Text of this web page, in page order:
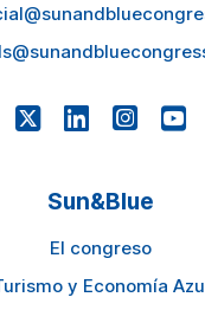
Sun&Blue
El congreso
y Economía